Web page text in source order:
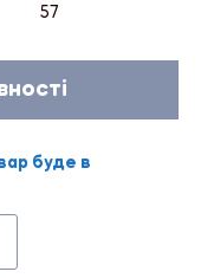
57
буде в